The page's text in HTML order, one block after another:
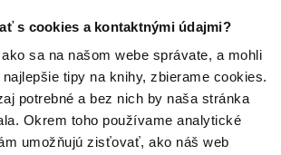
s cookies a kontaktnými údajmi?
sa na našom webe správate, a mohli
tipy na knihy, zbierame cookies.
potrebné a bez nich by naša stránka
Okrem toho používame analytické
umožňujú zisťovať, ako náš web
Rusko1
(58 titulov)Allan Pease58
(58 titulov)Barbara Pease58
(49 titulov) John Gray
49